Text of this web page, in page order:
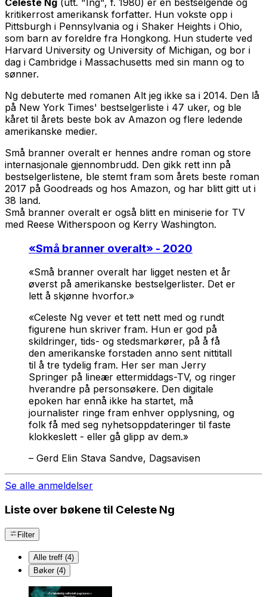
kritikerrost amerikansk forfatter. Hun vokste opp i
Pittsburgh i Pennsylvania og i Shaker Heights i Ohio,
som barn av foreldre fra Hongkong. Hun studerte ved
Harvard University og University of Michigan, og bor i
dag i Cambridge i Massachusetts med sin mann og to
sønner.
Ng debuterte med romanen Alt jeg ikke sa i 2014. Den lå
på New York Times' bestselgerliste i 47 uker, og ble
kåret til årets beste bok av Amazon og flere ledende
amerikanske medier.
Små branner overalt er hennes andre roman og store
internasjonale gjennombrudd. Den gikk rett inn på
bestselgerlistene, ble stemt fram som årets beste roman
2017 på Goodreads og hos Amazon, og har blitt gitt ut i
38 land.
Små branner overalt er også blitt en miniserie for TV
med Reese Witherspoon og Kerry Washington.
«Små branner overalt» - 2020
«Små branner overalt har ligget nesten et år
øverst på amerikanske bestselgerlister. Det er
lett å skjønne hvorfor.»
«Celeste Ng vever et tett nett med og rundt
figurene hun skriver fram. Hun er god på
skildringer, tids- og stedsmarkører, på å få
den amerikanske forstaden anno sent nittitall
til å tre tydelig fram. Her ser man Jerry
Springer på lineær ettermiddags-TV, og ringer
hverandre på personsøkere. Den digitale
epoken har ennå ikke ha startet, må
journalister ringe fram enhver opplysning, og
folk få med seg nyhetsoppdateringer til faste
klokkeslett - eller gå glipp av dem.»
– Gerd Elin Stava Sandve, Dagsavisen
Se alle anmeldelser
Liste over bøkene til Celeste Ng
Filter
Alle treff (4)
Bøker (4)